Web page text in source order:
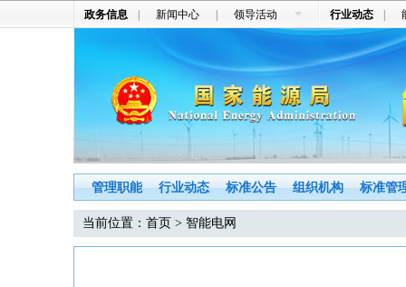
政务信息 新闻中心 领导活动 行业动态
管理职能 行业动态 标准公告 组织机构 标准管
当前位置： 首页 > 智能电网